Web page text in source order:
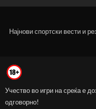
Најнови спортски вести и
Учество во игри на среќа е
одговорно!